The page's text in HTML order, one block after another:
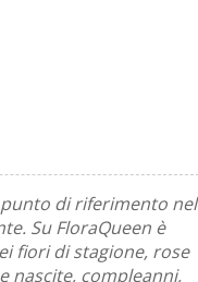
di riferimento nel
Su FloraQueen è
fiori di stagione, rose
nascite, compleanni,